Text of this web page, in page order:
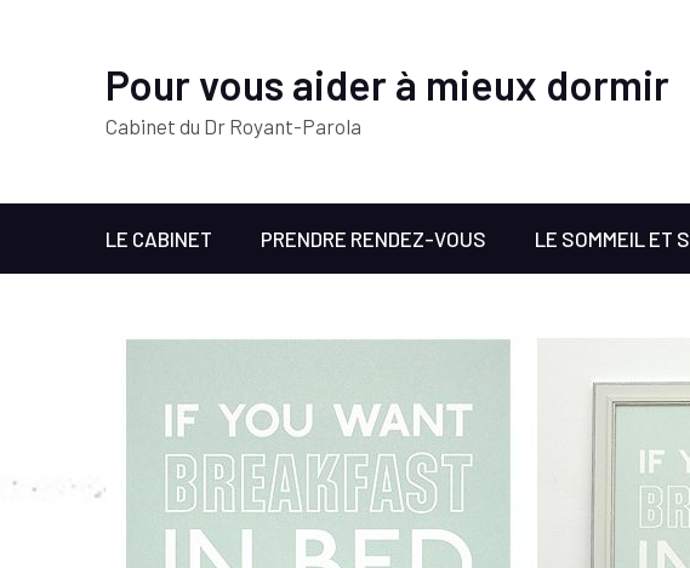
Pour vous aider à mieux dormir
Cabinet du Dr Royant-Parola
LE CABINET PRENDRE RENDEZ-VOUS LE SOMMEIL ET